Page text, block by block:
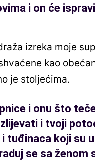
i on će
izreka moje
kao
je stoljećima.
i onu što
i tvoji
tuđinaca koji su
se sa ženom